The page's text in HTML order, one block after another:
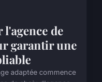
de
garantir une
adaptée commence